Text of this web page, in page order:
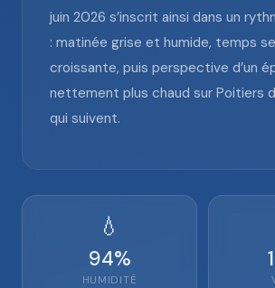
juin 2026 s’inscrit ainsi dans un
: matinée grise et humide, temps
croissante, puis perspective d’un
nettement plus chaud sur Poitiers
qui suivent.
💧
94%
HUMIDITÉ